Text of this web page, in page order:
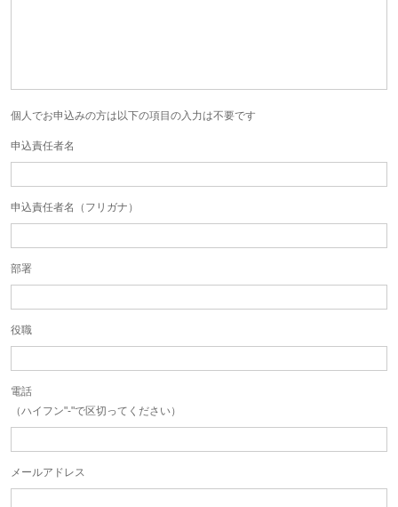
個人でお申込みの方は以下の項目の入力は不要です
申込責任者名
申込責任者名（フリガナ）
部署
役職
電話
（ハイフン"-"で区切ってください）
メールアドレス